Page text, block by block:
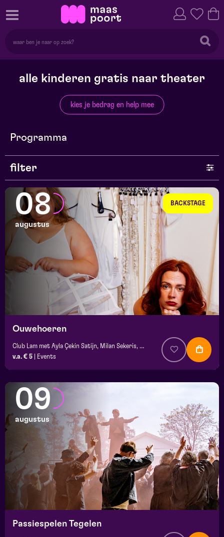
alle kinderen gratis naar theater
kies je bedrag en help mee
Programma
filter
genre
series en selecties
BACKSTAGE
08
augustus
Ouwehoeren
Club Lam met Ayla Çekin Satijn, Milan Sekeris, Dic van Duin, Jean-Baptiste Rey e.a.
v.a. € 5
Events
09
augustus
Passiespelen Tegelen